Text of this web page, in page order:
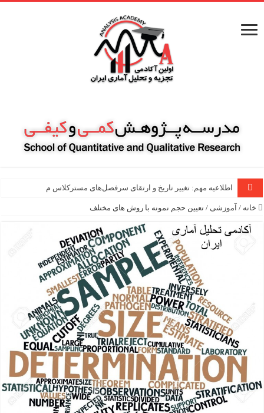
اطلاعیه مهم: تغییر تاریخ و ارتقای سرفصل‌های مسترکلاس مقاله نویسی ۱۰۰ ساع
خانه / آموزشی / تعیین حجم نمونه با روش های مختلف